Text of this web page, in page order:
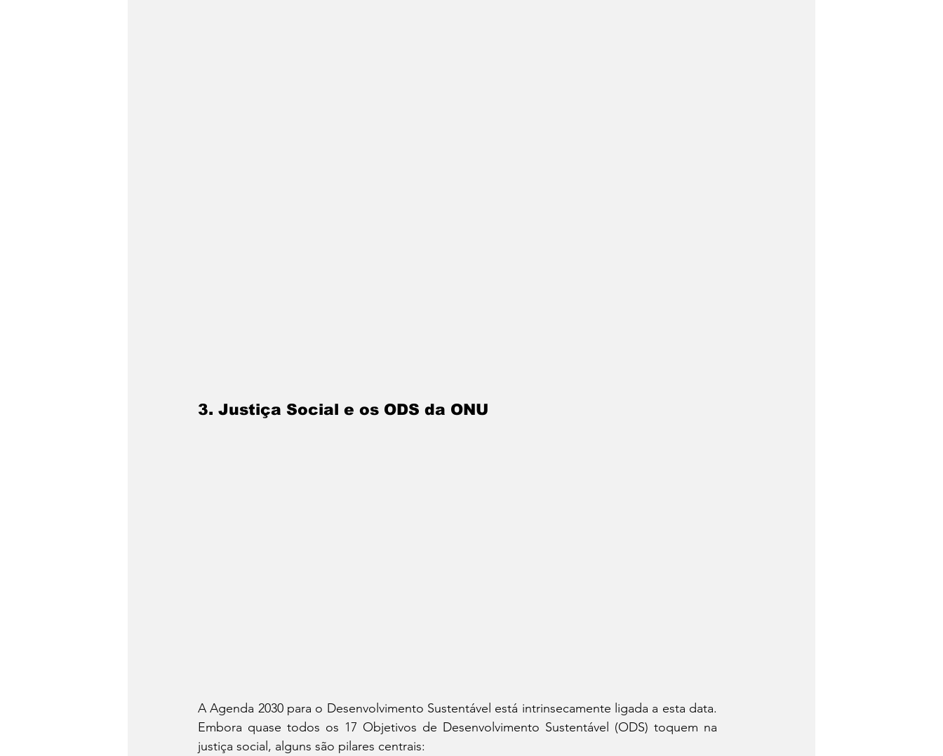
3. Justiça Social e os ODS da ONU
A Agenda 2030 para o Desenvolvimento Sustentável está intrinsecamente ligada a esta data.
Embora quase todos os 17 Objetivos de Desenvolvimento Sustentável (ODS) toquem na
justiça social, alguns são pilares centrais: